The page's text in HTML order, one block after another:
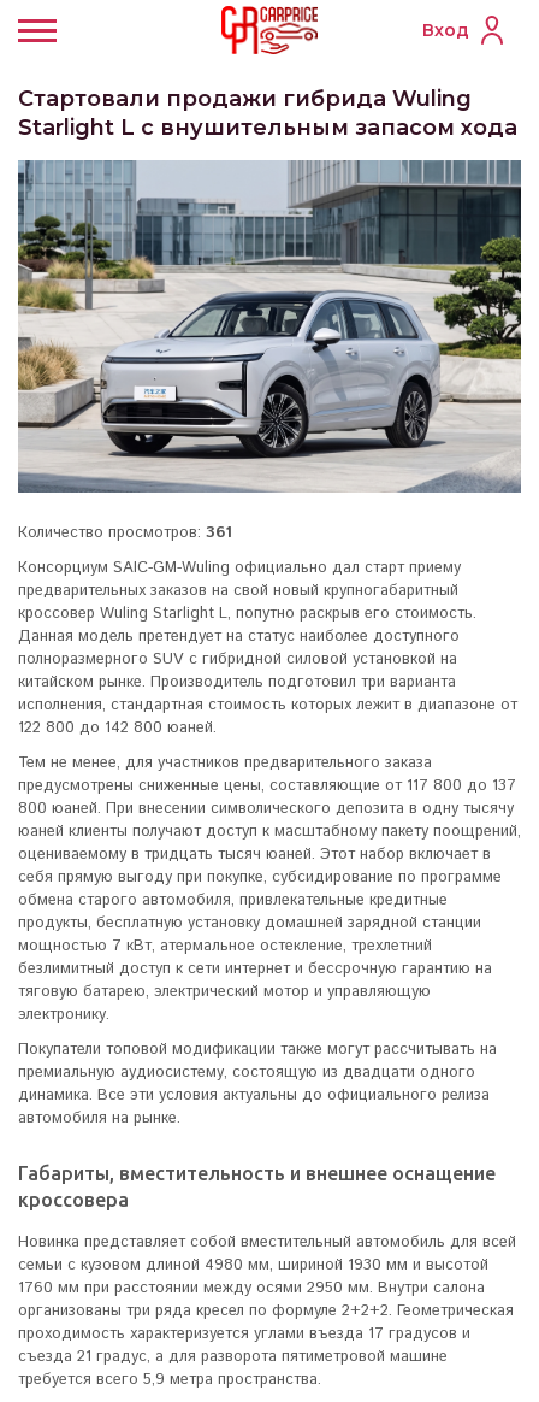
Вход
Стартовали продажи гибрида Wuling
Starlight L с внушительным запасом хода
Количество просмотров: 361
Консорциум SAIC-GM-Wuling официально дал старт приему
предварительных заказов на свой новый крупногабаритный
кроссовер Wuling Starlight L, попутно раскрыв его стоимость.
Данная модель претендует на статус наиболее доступного
полноразмерного SUV с гибридной силовой установкой на
китайском рынке. Производитель подготовил три варианта
исполнения, стандартная стоимость которых лежит в диапазоне от
122 800 до 142 800 юаней.
Тем не менее, для участников предварительного заказа
предусмотрены сниженные цены, составляющие от 117 800 до 137
800 юаней. При внесении символического депозита в одну тысячу
юаней клиенты получают доступ к масштабному пакету поощрений,
оцениваемому в тридцать тысяч юаней. Этот набор включает в
себя прямую выгоду при покупке, субсидирование по программе
обмена старого автомобиля, привлекательные кредитные
продукты, бесплатную установку домашней зарядной станции
мощностью 7 кВт, атермальное остекление, трехлетний
безлимитный доступ к сети интернет и бессрочную гарантию на
тяговую батарею, электрический мотор и управляющую
электронику.
Покупатели топовой модификации также могут рассчитывать на
премиальную аудиосистему, состоящую из двадцати одного
динамика. Все эти условия актуальны до официального релиза
автомобиля на рынке.
Габариты, вместительность и внешнее оснащение
кроссовера
Новинка представляет собой вместительный автомобиль для всей
семьи с кузовом длиной 4980 мм, шириной 1930 мм и высотой
1760 мм при расстоянии между осями 2950 мм. Внутри салона
организованы три ряда кресел по формуле 2+2+2. Геометрическая
проходимость характеризуется углами въезда 17 градусов и
съезда 21 градус, а для разворота пятиметровой машине
требуется всего 5,9 метра пространства.